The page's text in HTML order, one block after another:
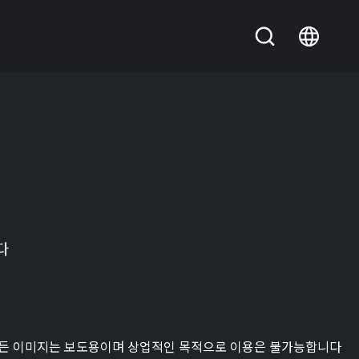
이미지는 보도용이며 상업적인 목적으로 이용은 불가능합니다